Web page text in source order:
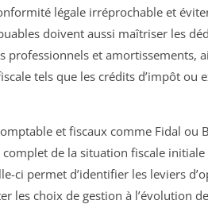
légale irréprochable et
doivent aussi maîtriser les
professionnels et amortissements,
tels que les crédits d’impôt ou
et fiscaux comme Fidal ou
de la situation fiscale
ci permet d’identifier les leviers
les choix de gestion à l’évolution